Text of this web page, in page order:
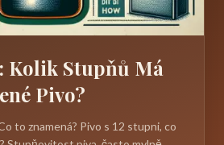
Kolik Stupňů Má
Pivo?
to znamená? Pivo s 12 stupni, co